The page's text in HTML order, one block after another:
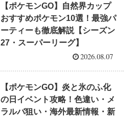
【ポケモンGO】自然界カップ
おすすめポケモン10選！最強パ
ーティーも徹底解説【シーズン
27・スーパーリーグ】
2026.08.07
【ポケモンGO】炎と氷のふ化
の日イベント攻略！色違い・メ
ラルバ狙い・海外最新情報・新